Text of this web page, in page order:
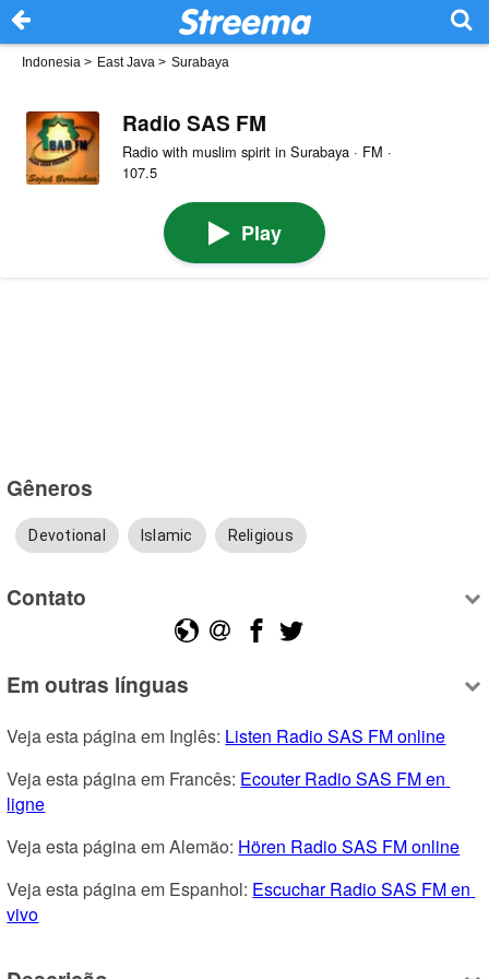
Indonesia > East Java > Surabaya
Radio SAS FM
Radio with muslim spirit in Surabaya · FM ·
107.5
Play
Gêneros
Devotional Islamic Religious
Contato
Em outras línguas
Veja esta página em Inglês: Listen Radio SAS FM online
Veja esta página em Francês: Ecouter Radio SAS FM en
ligne
Veja esta página em Alemão: Hören Radio SAS FM online
Veja esta página em Espanhol: Escuchar Radio SAS FM en
vivo